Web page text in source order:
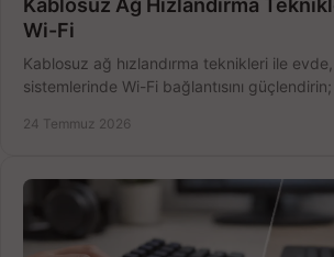
Kablosuz Ağ Hızlandırma
Wi-Fi
Kablosuz ağ hızlandırma teknikleri ile
sistemlerinde Wi-Fi bağlantısını
24 Temmuz 2026